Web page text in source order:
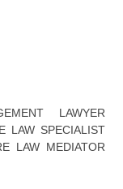
LAWYER
LAW SPECIALIST
LAW MEDIATOR